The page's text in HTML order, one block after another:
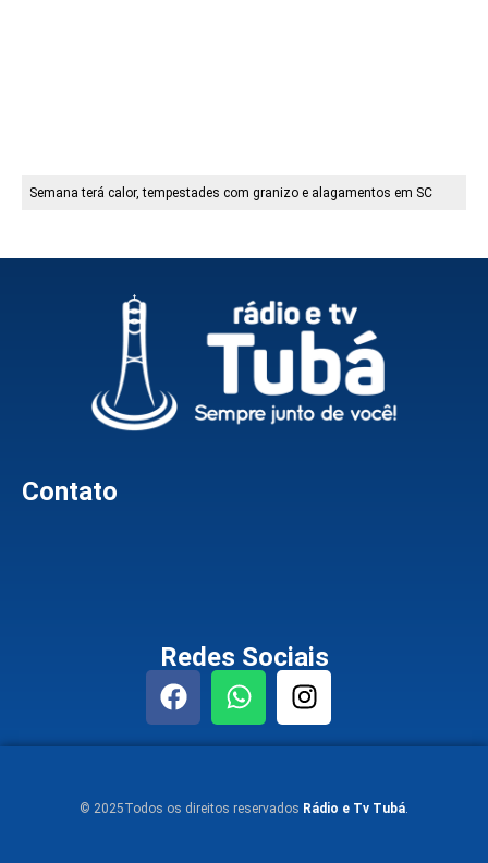
Semana terá calor, tempestades com granizo e alagamentos em SC
Contato
Redes Sociais
© 2025Todos os direitos reservados Rádio e Tv Tubá.